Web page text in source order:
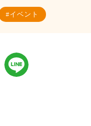
イベント